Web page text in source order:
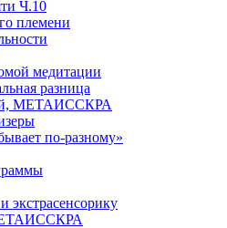
Ч.10
племени
медитации
разница
МЕТАИССКРА
по-разному»
экстрасенсорику